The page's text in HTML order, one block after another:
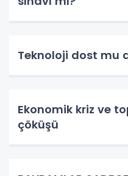
Teknoloji dost mu
Ekonomik kriz ve
çöküşü